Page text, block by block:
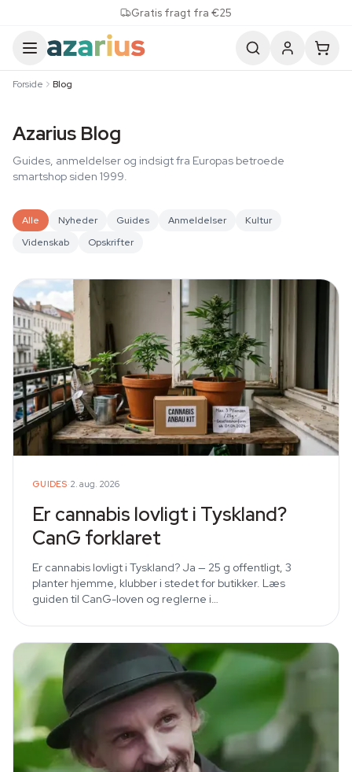
Gratis fragt fra €25
Forside Blog
Azarius Blog
Guides, anmeldelser og indsigt fra Europas betroede
smartshop siden 1999.
Alle Nyheder Guides Anmeldelser
Kultur
Videnskab
Opskrifter
GUIDES·2. aug. 2026
Er cannabis lovligt i Tyskland?
CanG forklaret
Er cannabis lovligt i Tyskland? Ja — 25 g offentligt, 3
planter hjemme, klubber i stedet for butikker. Læs
guiden til CanG-loven og reglerne i…